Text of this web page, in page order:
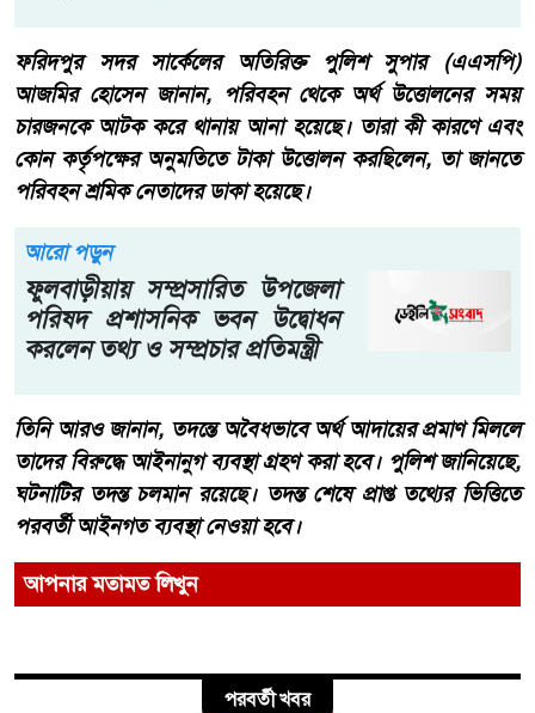
ফরিদপুর সদর সার্কেলের অতিরিক্ত পুলিশ সুপার (এএসপি)
আজমির হোসেন জানান, পরিবহন থেকে অর্থ উত্তোলনের সময়
চারজনকে আটক করে থানায় আনা হয়েছে। তারা কী কারণে এবং
কোন কর্তৃপক্ষের অনুমতিতে টাকা উত্তোলন করছিলেন, তা জানতে
পরিবহন শ্রমিক নেতাদের ডাকা হয়েছে।
আরো পড়ুন
ফুলবাড়ীয়ায় সম্প্রসারিত উপজেলা
পরিষদ প্রশাসনিক ভবন উদ্বোধন
করলেন তথ্য ও সম্প্রচার প্রতিমন্ত্রী
তিনি আরও জানান, তদন্তে অবৈধভাবে অর্থ আদায়ের প্রমাণ মিললে
তাদের বিরুদ্ধে আইনানুগ ব্যবস্থা গ্রহণ করা হবে। পুলিশ জানিয়েছে,
ঘটনাটির তদন্ত চলমান রয়েছে। তদন্ত শেষে প্রাপ্ত তথ্যের ভিত্তিতে
পরবর্তী আইনগত ব্যবস্থা নেওয়া হবে।
আপনার মতামত লিখুন
পরবর্তী খবর